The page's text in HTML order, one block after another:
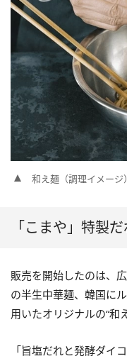
和え麺（調理イメージ）
「こまや」特製
販売を開始したのは、
の半生中華麺、韓国に
用いたオリジナルの“和
「旨塩だれと発酵ダイ